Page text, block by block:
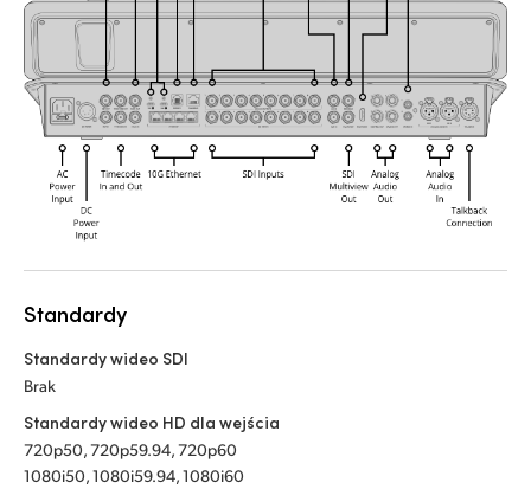
Standardy
Standardy wideo SDI
Brak
Standardy wideo HD dla wejścia
720p50, 720p59.94, 720p60
1080i50, 1080i59.94, 1080i60